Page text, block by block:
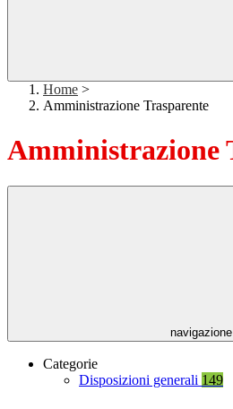
Home >
Amministrazione Trasparente
Amministrazione
navigazione
Categorie
Disposizioni generali 149